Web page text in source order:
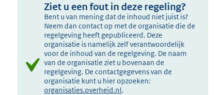
Ziet u een fout in deze regeling?
Bent u van mening dat de inhoud niet juist is?
Neem dan contact op met de organisatie die de
regelgeving heeft gepubliceerd. Deze
organisatie is namelijk zelf verantwoordelijk
voor de inhoud van de regelgeving. De naam
van de organisatie ziet u bovenaan de
regelgeving. De contactgegevens van de
organisatie kunt u hier opzoeken:
organisaties.overheid.nl.